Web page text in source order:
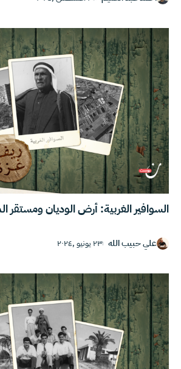
السوافير الغربية: أرض الوديان ومستقر
علي حبيب الله ٢٣ يونيو ,٢٠٢٤